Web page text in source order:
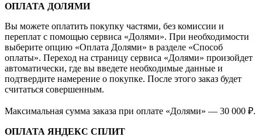
ОПЛАТА ДОЛЯМИ
Вы можете оплатить покупку частями, без комиссии и
переплат с помощью сервиса «Долями». При необходимости
выберите опцию «Оплата Долями» в разделе «Способ
оплаты». Переход на страницу сервиса «Долями» произойдет
автоматически, где вы введете необходимые данные и
подтвердите намерение о покупке. После этого заказ будет
считаться совершенным.
Максимальная сумма заказа при оплате «Долями» — 30 000 ₽.
ОПЛАТА ЯНДЕКС СПЛИТ